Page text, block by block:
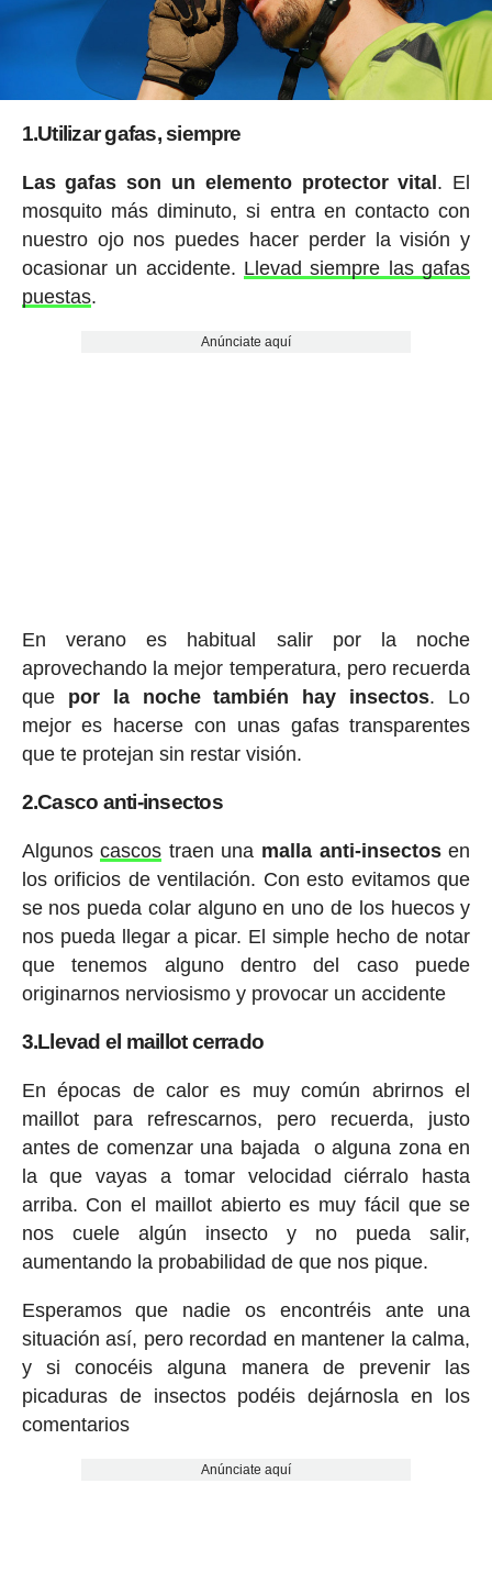
1.Utilizar gafas, siempre
Las gafas son un elemento protector vital . El
mosquito más diminuto, si entra en contacto con
nuestro ojo nos puedes hacer perder la visión y
ocasionar un accidente. Llevad siempre las gafas
puestas.
Anúnciate aquí
En verano es habitual salir por la noche
aprovechando la mejor temperatura, pero recuerda
que por la noche también hay insectos. Lo
mejor es hacerse con unas gafas transparentes
que te protejan sin restar visión.
2.Casco anti-insectos
Algunoscascos traen una malla anti-insectosen
los orificios de ventilación. Con esto evitamos que
se nos pueda colar alguno en uno de los huecos y
nos pueda llegar a picar. El simple hecho de notar
que tenemos alguno dentro del caso puede
originarnos nerviosismo y provocar un accidente
3.Llevad el maillot cerrado
En épocas de calor es muy común abrirnos el
maillot para refrescarnos, pero recuerda, justo
antes de comenzar una bajada o alguna zona en
la que vayas a tomar velocidad ciérralo hasta
arriba. Con el maillot abierto es muy fácil que se
nos cuele algún insecto y no pueda salir,
aumentando la probabilidad de que nos pique.
Esperamos que nadie os encontréis ante una
situación así, pero recordad en mantener la calma,
y si conocéis alguna manera de prevenir las
picaduras de insectos podéis dejárnosla en los
comentarios
Anúnciate aquí